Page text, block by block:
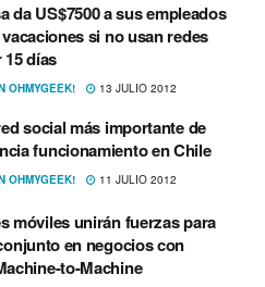
da US$7500 a sus empleados
si no usan redes
dí­as
OHMYGEEK! 13 JULIO 2012
social más importante de
funcionamiento en Chile
OHMYGEEK! 11 JULIO 2012
móviles unirán fuerzas para
en negocios con
to-Machine